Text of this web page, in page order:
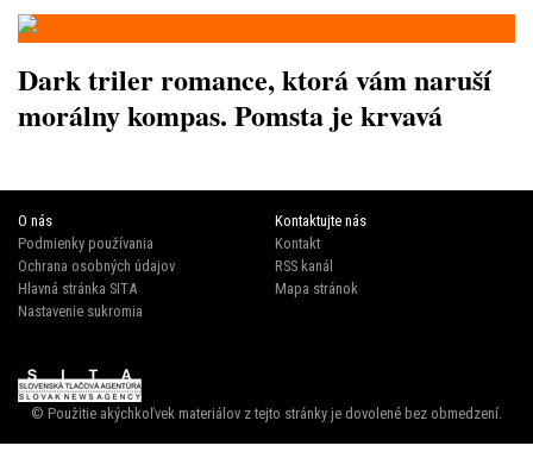
Dark triler romance, ktorá vám naruší
morálny kompas. Pomsta je krvavá
O nás
Podmienky používania
Ochrana osobných údajov
Hlavná stránka SITA
Nastavenie sukromia
Kontaktujte nás
Kontakt
RSS kanál
Mapa stránok
© Použitie akýchkoľvek materiálov z tejto stránky je dovolené bez obmedzení.